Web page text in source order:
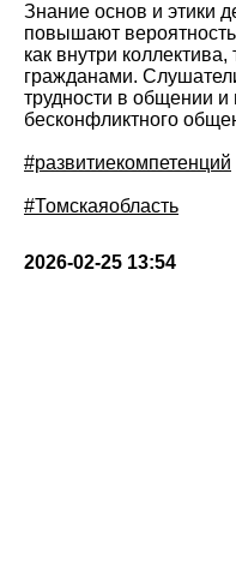
Знание основ и этики
повышают
как внутри
гражданами.
трудности в общении и
бесконфликтного
#развитиекомпетенций
#Томскаяобласть
2026-02-25 13:54